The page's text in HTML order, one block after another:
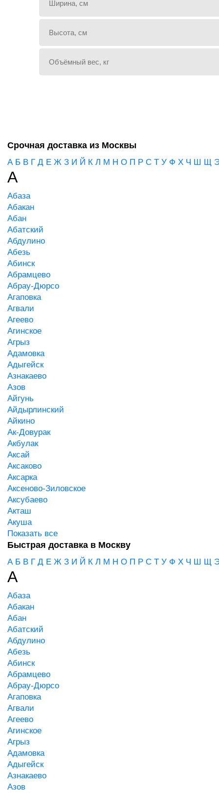
Срочная доставка из Москвы
А Б В Г Д Е Ж З И Й К Л М Н О П Р С Т У Ф Х Ч Ш Щ
А
Абаза
Абакан
Абан
Абатский
Абдулино
Абезь
Абинск
Абрамцево
Абрау-Дюрсо
Агаповка
Агвали
Агеево
Агинское
Агрыз
Адамовка
Адыгейск
Азнакаево
Азов
Айгунь
Айдырлинский
Айкино
Ак-Довурак
Акбулак
Аксай
Аксаково
Аксарка
Аксеново-Зиловское
Аксубаево
Акташ
Акуша
Показать все
Быстрая доставка в Москву
А Б В Г Д Е Ж З И Й К Л М Н О П Р С Т У Ф Х Ч Ш Щ
А
Абаза
Абакан
Абан
Абатский
Абдулино
Абезь
Абинск
Абрамцево
Абрау-Дюрсо
Агаповка
Агвали
Агеево
Агинское
Агрыз
Адамовка
Адыгейск
Азнакаево
Азов